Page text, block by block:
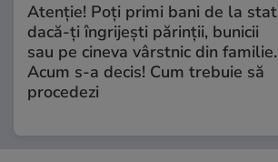
Atenție! Poți primi bani de la stat
dacă-ți îngrijești părinții, bunicii
sau pe cineva vârstnic din familie.
Acum s-a decis! Cum trebuie să
procedezi